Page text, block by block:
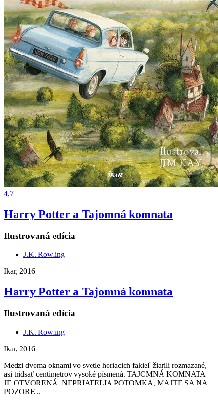
4,7
Harry Potter a Tajomná komnata
Ilustrovaná edícia
J.K. Rowling
Ikar, 2016
Harry Potter a Tajomná komnata
Ilustrovaná edícia
J.K. Rowling
Ikar, 2016
Medzi dvoma oknami vo svetle horiacich fakieľ žiarili rozmazané,
asi tridsať centimetrov vysoké písmená. TAJOMNÁ KOMNATA
JE OTVORENÁ. NEPRIATELIA POTOMKA, MAJTE SA NA
POZORE...